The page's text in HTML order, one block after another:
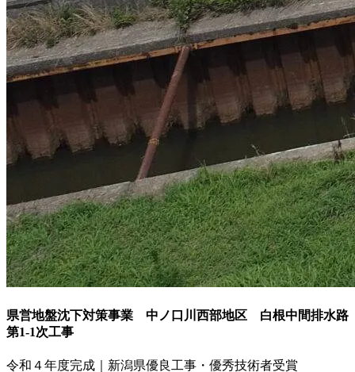
県営地盤沈下対策事業 中ノ口川西部地区 白根中間排水路
第1-1次工事
令和４年度完成｜新潟県優良工事・優秀技術者受賞